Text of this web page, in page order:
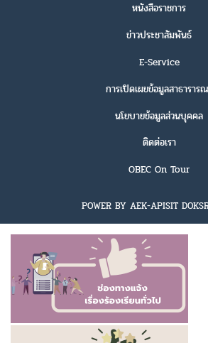
หนังสือราชการ
ข่าวประชาสัมพันธ์
E-Service
การเปิดเผยข้อมูลสาธาราร
นโยบายข้อมูลส่วนบุคคล
ติดต่อเรา
OBEC On Tour
POWER BY AEK-APISIT